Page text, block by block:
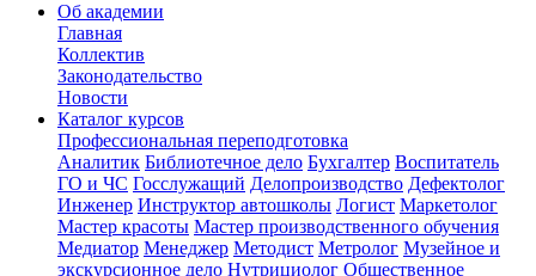
Об академии
Главная
Коллектив
Законодательство
Новости
Каталог курсов
Профессиональная переподготовка
Аналитик Библиотечное дело Бухгалтер Воспитатель
ГО и ЧС Госслужащий Делопроизводство Дефектолог
Инженер Инструктор автошколы Логист Маркетолог
Мастер красоты Мастер производственного обучения
Медиатор Менеджер Методист Метролог Музейное и
экскурсионное дело Нутрициолог Общественное